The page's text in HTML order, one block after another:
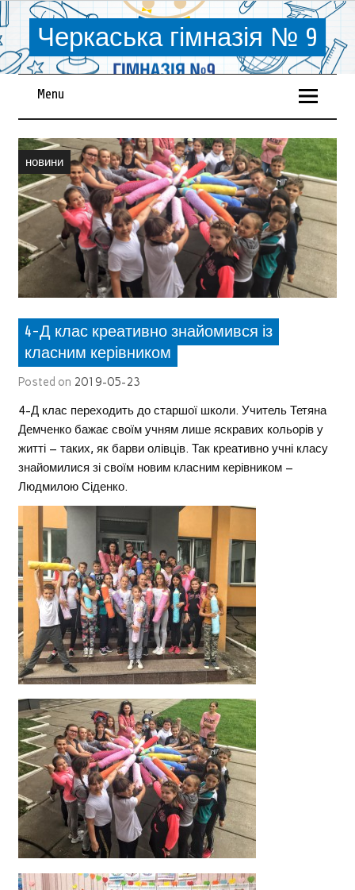
Черкаська гімназія № 9
Menu
новини
4-Д клас креативно знайомився із
класним керівником
Posted on 2019-05-23
4-Д клас переходить до старшої школи. Учитель Тетяна
Демченко бажає своїм учням лише яскравих кольорів у
житті – таких, як барви олівців. Так креативно учні класу
знайомилися зі своїм новим класним керівником –
Людмилою Сіденко.